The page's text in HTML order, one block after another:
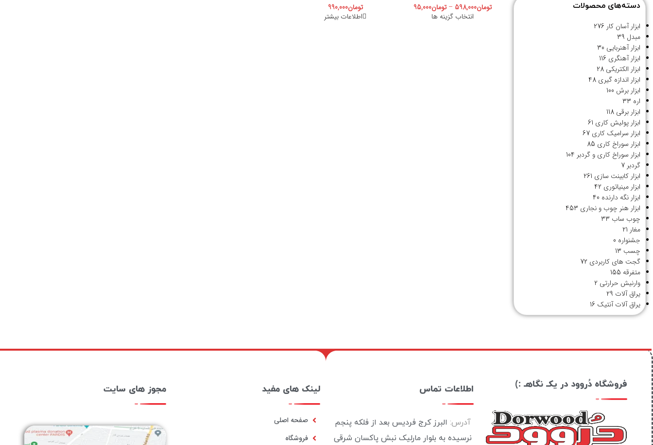
دسته‌های محصولات
ابزار آسان کار 276
مبدل 39
ابزار آهنربایی 30
ابزار آهنگری 116
ابزار الکتریکی 28
ابزار اندازه گیری 48
ابزار برش 100
اره 33
ابزار برقی 118
ابزار پولیش کاری 61
ابزار سرامیک کاری 67
ابزار سوراخ کاری 85
ابزار سوراخ کاری و گردبر 104
گردبر 7
ابزار کابینت سازی 261
ابزار مینیاتوری 42
ابزار نگه دارنده 40
ابزار هنر چوب و نجاری 453
چوب ساب 33
مغار 21
جشنواره 0
چسب 13
گجت های کاربردی 72
متفرقه 155
وارنیش حرارتی 2
یراق آلات 29
یراق آلات آنتیک 16
تومان598,000
– تومان95,000
انتخاب گزینه ها
تومان990,000
اطلاعات بیشتر
فروشگاه دُروود در یکـ نگاهـ :) اطلاعات تماس
آدرس: البرز کرج فردیس بعد از فلکه پنجم
نرسیده به بلوار مارلیک نبش پاکسان شرقی
لینک های مفید
صفحه اصلی
فروشگاه
مجوز های سایت